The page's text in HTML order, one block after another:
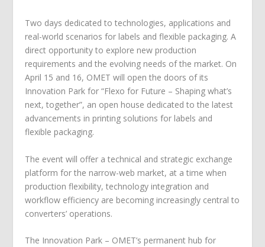
Two days dedicated to technologies, applications and
real-world scenarios for labels and flexible packaging. A
direct opportunity to explore new production
requirements and the evolving needs of the market. On
April 15 and 16, OMET will open the doors of its
Innovation Park for “Flexo for Future – Shaping what’s
next, together”, an open house dedicated to the latest
advancements in printing solutions for labels and
flexible packaging.
The event will offer a technical and strategic exchange
platform for the narrow-web market, at a time when
production flexibility, technology integration and
workflow efficiency are becoming increasingly central to
converters’ operations.
The Innovation Park – OMET’s permanent hub for